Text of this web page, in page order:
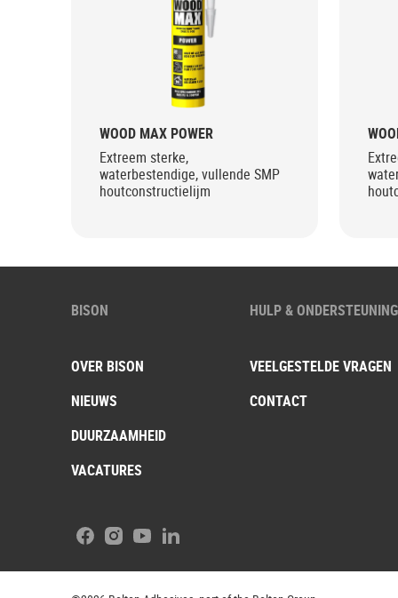
WOOD MAX POWER
Extreem sterke,
waterbestendige, vullende SMP
houtconstructielijm
BISON
OVER BISON
NIEUWS
DUURZAAMHEID
VACATURES
HULP & ONDERSTEUNING
VEELGESTELDE VRAGEN
CONTACT
Facebook
Instagram
YoutubeLinkedIn